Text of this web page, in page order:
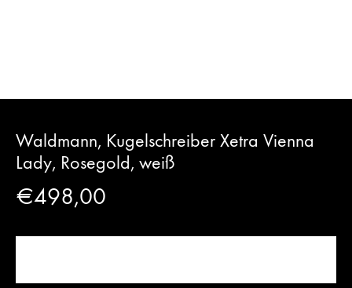
Waldmann, Kugelschreiber Xetra Vienna
Lady, Rosegold, weiß
€498,00